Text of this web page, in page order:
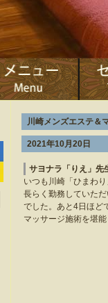
川崎メンズエステ＆
2021年10月20日
サヨナラ「りえ」先
いつも川崎「ひまわ
長らく勤務していた
でした。あと4日ほど
マッサージ施術を堪